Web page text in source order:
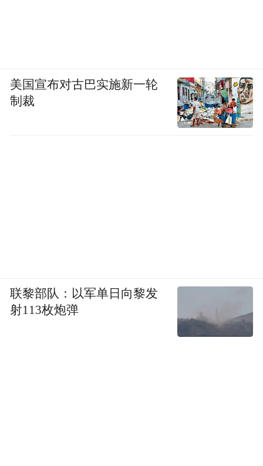
美国宣布对古巴实施新一轮
制裁
联黎部队：以军单日向黎发
射113枚炮弹